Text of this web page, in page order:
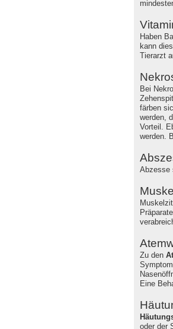
Haben
kann
Tierarzt
Bei
färben
werden,
Vorteil.
werden.
Abzesse
Zu den
Eine
oder der